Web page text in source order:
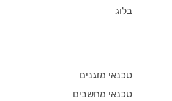
בלוג
טכנאי מזגנים
טכנאי מחשבים